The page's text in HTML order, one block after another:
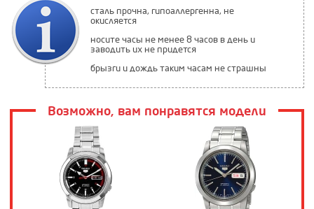
сталь прочна, гипоаллергенна, не
окисляется
носите часы не менее 8 часов в день и
заводить их не придется
брызги и дождь таким часам не страшны
Возможно, вам понравятся модели